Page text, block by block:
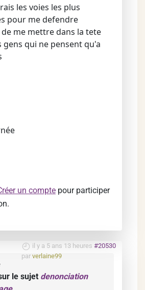
les voies les plus
pour me defendre
me mettre dans la tete
gens qui ne pensent qu'a
un compte pour participer
il y a 5 ans 13 heures #20530
par verlaine99
le sujet denonciation